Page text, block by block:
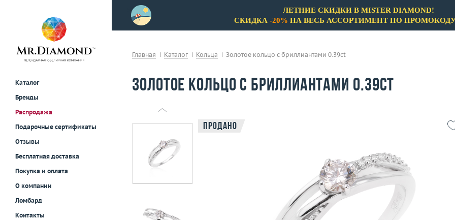
Каталог
Бренды
Распродажа
Подарочные сертификаты
Отзывы
Бесплатная доставка
Покупка и оплата
О компании
Ломбард
Контакты
примерки!
ЛЕТНИЕ СКИДКИ В MISTER DIAMOND!
СКИДКА -20% НА ВЕСЬ АССОРТИМЕНТ ПО
Главная Каталог Кольца Золотое кольцо с бриллиантами 0.39ct
Золотое кольцо с бриллиантами 0.39ct
Продано